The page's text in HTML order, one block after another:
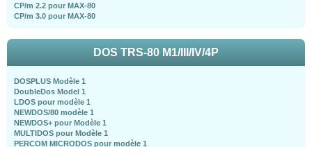
CP/m 2.2 pour MAX-80
CP/m 3.0 pour MAX-80
DOS TRS-80 M1/III/IV/4P
DOSPLUS Modèle 1
DoubleDos Model 1
LDOS pour modèle 1
NEWDOS/80 modèle 1
NEWDOS+ pour Modèle 1
MULTIDOS pour Modèle 1
PERCOM MICRODOS pour modèle 1